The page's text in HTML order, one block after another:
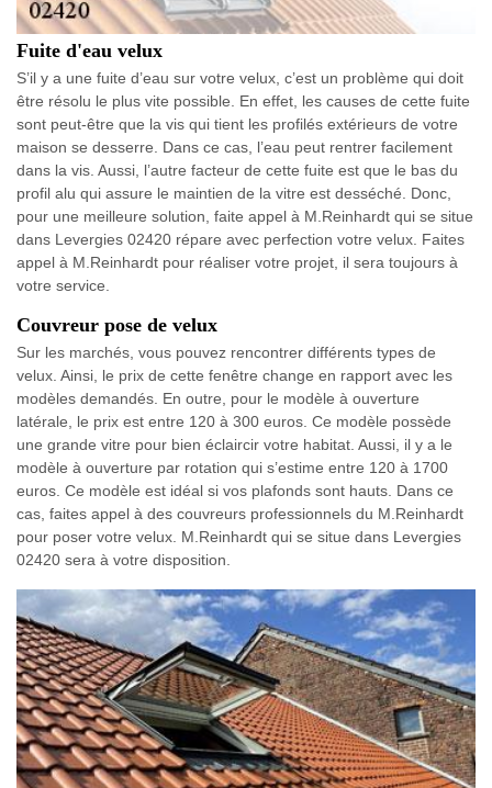
Fuite d'eau velux
S’il y a une fuite d’eau sur votre velux, c’est un problème qui doit
être résolu le plus vite possible. En effet, les causes de cette fuite
sont peut-être que la vis qui tient les profilés extérieurs de votre
maison se desserre. Dans ce cas, l’eau peut rentrer facilement
dans la vis. Aussi, l’autre facteur de cette fuite est que le bas du
profil alu qui assure le maintien de la vitre est desséché. Donc,
pour une meilleure solution, faite appel à M.Reinhardt qui se situe
dans Levergies 02420 répare avec perfection votre velux. Faites
appel à M.Reinhardt pour réaliser votre projet, il sera toujours à
votre service.
Couvreur pose de velux
Sur les marchés, vous pouvez rencontrer différents types de
velux. Ainsi, le prix de cette fenêtre change en rapport avec les
modèles demandés. En outre, pour le modèle à ouverture
latérale, le prix est entre 120 à 300 euros. Ce modèle possède
une grande vitre pour bien éclaircir votre habitat. Aussi, il y a le
modèle à ouverture par rotation qui s’estime entre 120 à 1700
euros. Ce modèle est idéal si vos plafonds sont hauts. Dans ce
cas, faites appel à des couvreurs professionnels du M.Reinhardt
pour poser votre velux. M.Reinhardt qui se situe dans Levergies
02420 sera à votre disposition.